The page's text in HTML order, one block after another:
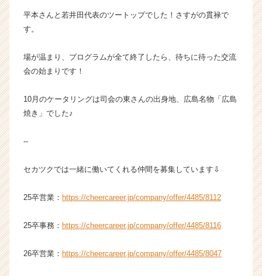
平本さんと若井田代表のツートップでした！さすがの貫禄で
す。
場が温まり、プログラムが全て終了したら、待ちに待った交流
会の始まりです！
10月のケータリングは司会の東さんの出身地、広島名物「広島
焼き」でした♪
--
セカツクでは一緒に働いてくれる仲間を募集しています⇩
25卒営業： https://cheercareer.jp/company/offer/4485/8112
25卒事務： https://cheercareer.jp/company/offer/4485/8116
26卒営業： https://cheercareer.jp/company/offer/4485/8047